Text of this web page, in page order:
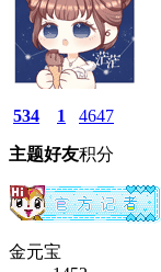
534
主题
1
好友
4647
积分
金元宝